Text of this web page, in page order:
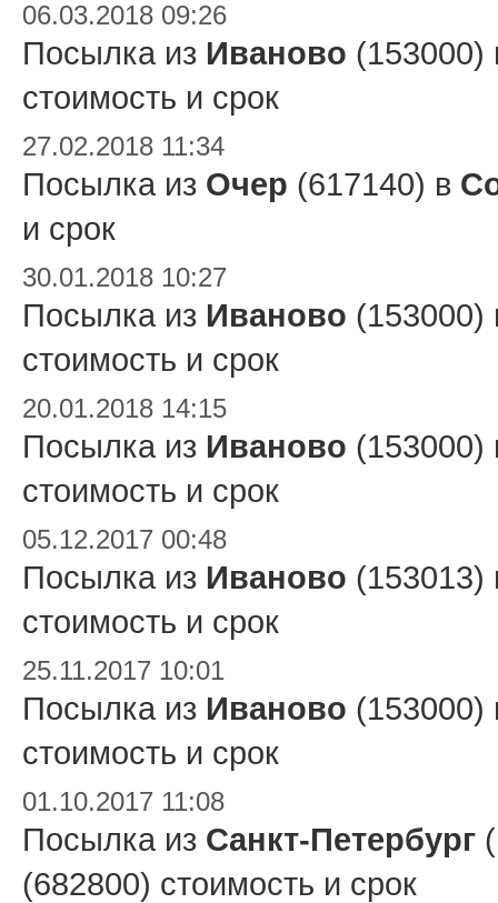
06.03.2018 09:26
Посылка из Иваново
стоимость и срок
27.02.2018 11:34
Посылка из Очер (617140) в
и срок
30.01.2018 10:27
Посылка из Иваново
стоимость и срок
20.01.2018 14:15
Посылка из Иваново
стоимость и срок
05.12.2017 00:48
Посылка из Иваново
стоимость и срок
25.11.2017 10:01
Посылка из Иваново
стоимость и срок
01.10.2017 11:08
Посылка из Санкт-Петербург
(682800) стоимость и срок